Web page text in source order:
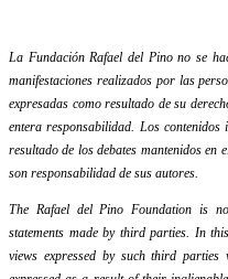
La Fundación Rafael del Pino no se
manifestaciones realizados por las
expresadas como resultado de su
entera responsabilidad. Los contenidos
resultado de los debates mantenidos en
son responsabilidad de sus autores.
The Rafael del Pino Foundation is
statements made by third parties. In
views expressed by such third